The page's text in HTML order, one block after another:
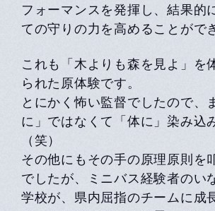
フォーマンスを発揮し、結果的
ての守りの力を高めることがで
これも「木よりも森を見よ」を
られた原体験です。
とにかく怖い監督でしたので、
に」ではなくて「体に」染み込
（笑）
その他にもその手の原理原則を
でしたが、ミニバス経験者のい
学校が、県内屈指のチームに成